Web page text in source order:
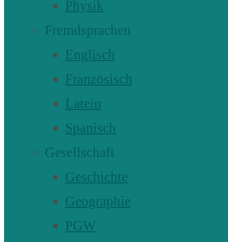
Physik
Fremdsprachen
Englisch
Französisch
Latein
Spanisch
Gesellschaft
Geschichte
Geographie
PGW